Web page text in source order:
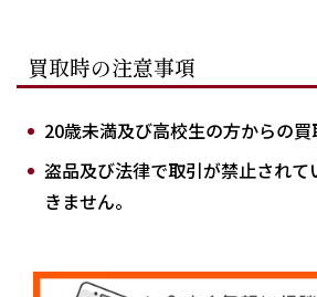
買取時の注意事項
20歳未満及び高校生の方からの買
盗品及び法律で取引が禁止されて
きません。